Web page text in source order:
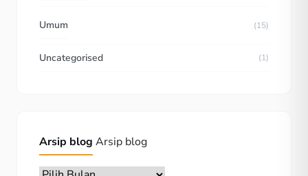
Umum (15)
Uncategorised (1)
Arsip blog Arsip blog